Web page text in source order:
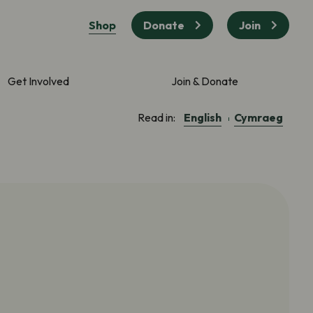
Shop Donate Join
Get Involved Join & Donate
Read in: English Cymraeg